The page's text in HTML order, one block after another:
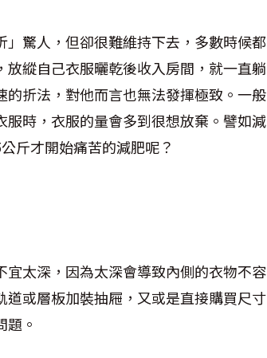
驚人，但卻很難維持下去，多數時候都
縱自己衣服曬乾後收入房間，就一直躺
折法，對他而言也無法發揮極致。一般
時，衣服的量會多到很想放棄。譬如減
斤才開始痛苦的減肥呢？
太深，因為太深會導致內側的衣物不容
或層板加裝抽屜，又或是直接購買尺寸
。